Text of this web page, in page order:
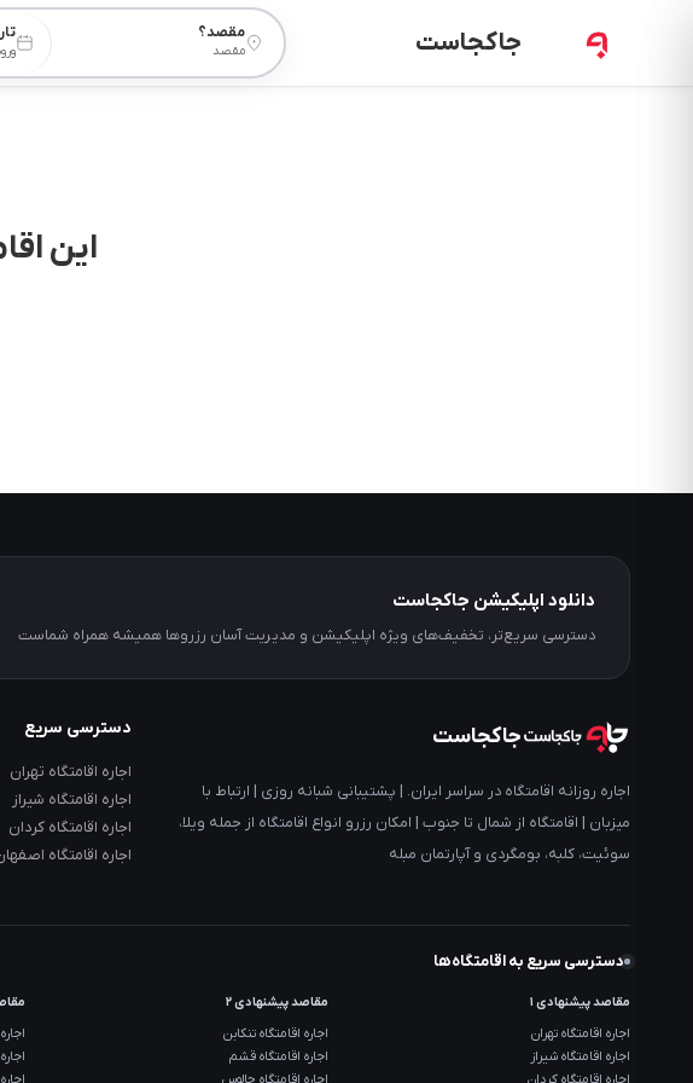
جاکجاست مقصد؟
مقصد
این
دانلود اپلیکیشن جاکجاست
دسترسی سریع‌تر، تخفیف‌های ویژه اپلیکیشن و مدیریت آسان رزروها همیشه همراه شماست
جاکجاست
اجاره روزانه اقامتگاه در سراسر ایران. | پشتیبانی شبانه روزی | ارتباط با
میزبان | اقامتگاه از شمال تا جنوب | امکان رزرو انواع اقامتگاه از جمله ویلا،
سوئیت، کلبه، بومگردی و آپارتمان مبله
دسترسی سریع
اجاره اقامتگاه تهران
اجاره اقامتگاه شیراز
اجاره اقامتگاه کردان
اجاره اقامتگاه
دسترسی سریع به اقامتگاه‌ها
مقاصد پیشنهادی ۱
اجاره اقامتگاه تهران
اجاره اقامتگاه شیراز
اجاره اقامتگاه کردان
مقاصد پیشنهادی ۲
اجاره اقامتگاه تنکابن
اجاره اقامتگاه قشم
اجاره اقامتگاه چالوس